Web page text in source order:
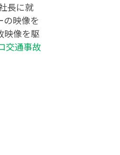
長に就
の映像を
映像を駆
交通事故